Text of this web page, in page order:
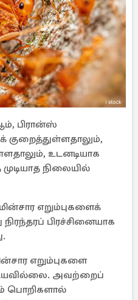
பிரான்ஸ்
குறைத்துள்ளதாலும்,
உடனடியாக
நிலையில்
எறும்புகளைக்
நிரந்தரப் பிரச்சினையாக
எறும்புகளை
அவற்றைப்
பொறிகளால்